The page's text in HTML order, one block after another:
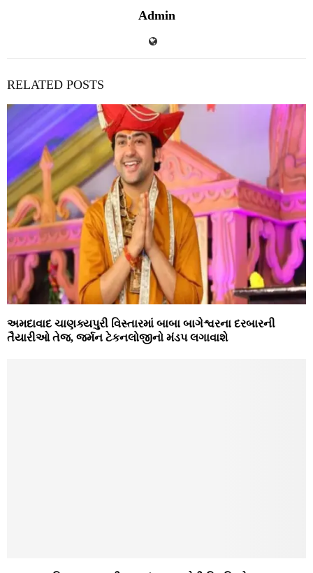
Admin
RELATED POSTS
અમદાવાદ ચાણક્યપુરી વિસ્તારમાં બાબા બાગેશ્વરના દરબારની
તૈયારીઓ તેજ, જર્મન ટેકનલોજીનો મંડપ લગાવાશે